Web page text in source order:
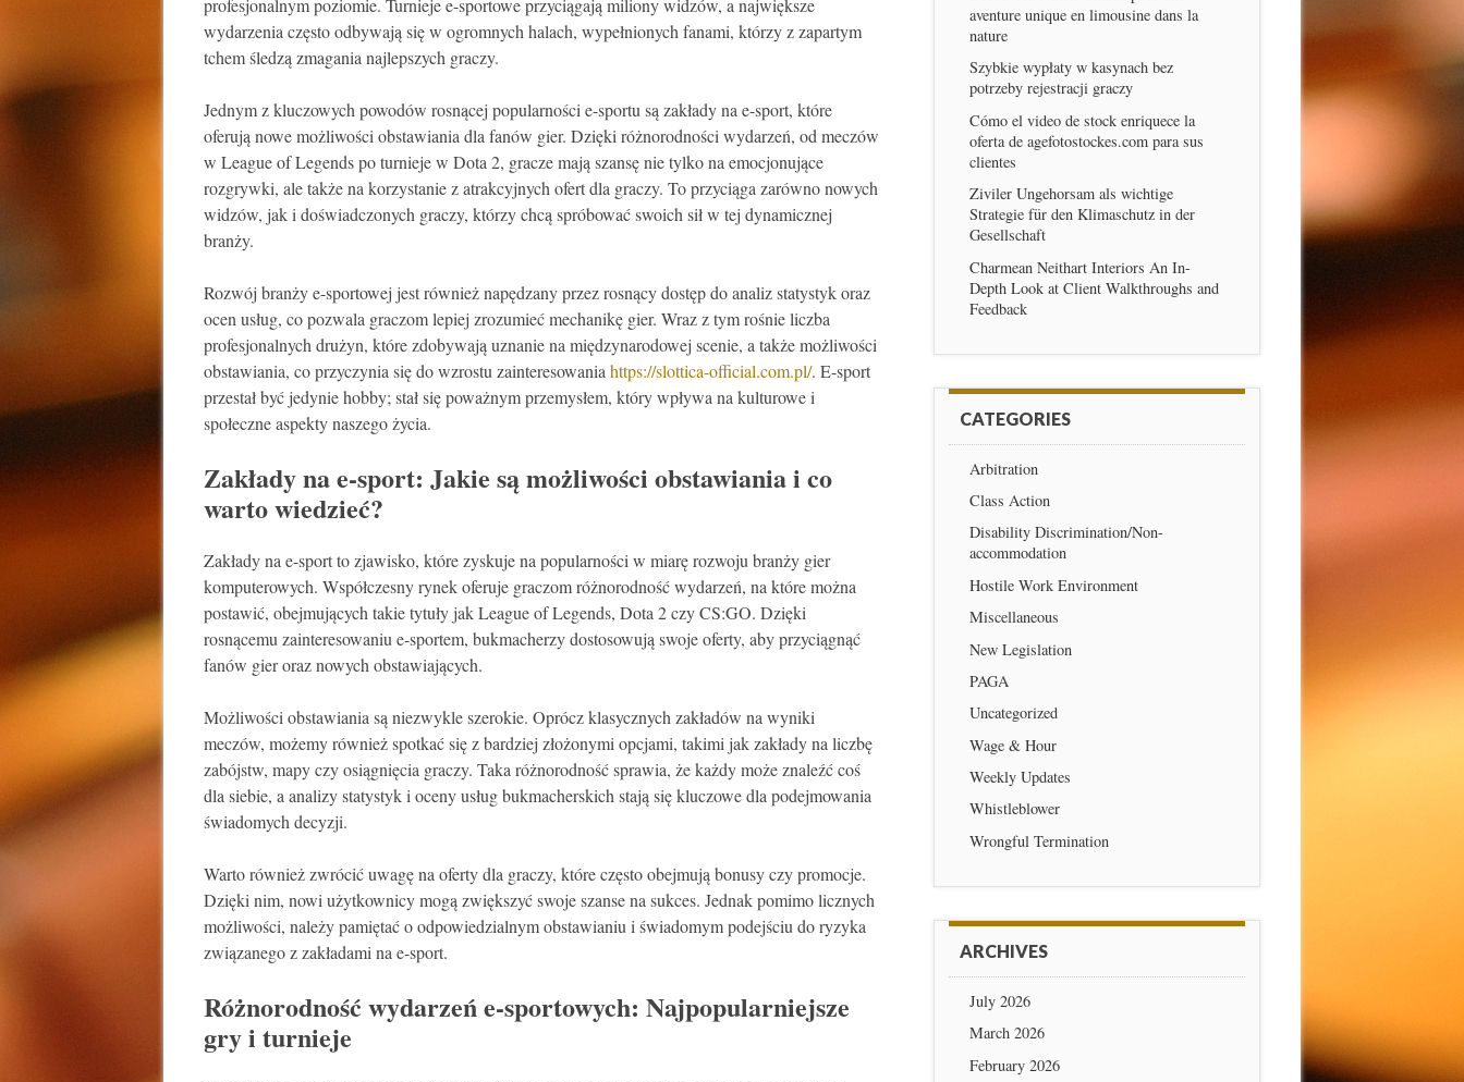
profesjonalnym poziomie. Turnieje e-sportowe przyciągają miliony widzów, a największe
wydarzenia często odbywają się w ogromnych halach, wypełnionych fanami, którzy z zapartym
tchem śledzą zmagania najlepszych graczy.
Jednym z kluczowych powodów rosnącej popularności e-sportu są zakłady na e-sport, które
oferują nowe możliwości obstawiania dla fanów gier. Dzięki różnorodności wydarzeń, od meczów
w League of Legends po turnieje w Dota 2, gracze mają szansę nie tylko na emocjonujące
rozgrywki, ale także na korzystanie z atrakcyjnych ofert dla graczy. To przyciąga zarówno nowych
widzów, jak i doświadczonych graczy, którzy chcą spróbować swoich sił w tej dynamicznej
branży.
Rozwój branży e-sportowej jest również napędzany przez rosnący dostęp do analiz statystyk oraz
ocen usług, co pozwala graczom lepiej zrozumieć mechanikę gier. Wraz z tym rośnie liczba
profesjonalnych drużyn, które zdobywają uznanie na międzynarodowej scenie, a także możliwości
obstawiania, co przyczynia się do wzrostu zainteresowania https://slottica-official.com.pl/. E-sport
przestał być jedynie hobby; stał się poważnym przemysłem, który wpływa na kulturowe i
społeczne aspekty naszego życia.
Zakłady na e-sport: Jakie są możliwości obstawiania i co
warto wiedzieć?
Zakłady na e-sport to zjawisko, które zyskuje na popularności w miarę rozwoju branży gier
komputerowych. Współczesny rynek oferuje graczom różnorodność wydarzeń, na które można
postawić, obejmujących takie tytuły jak League of Legends, Dota 2 czy CS:GO. Dzięki
rosnącemu zainteresowaniu e-sportem, bukmacherzy dostosowują swoje oferty, aby przyciągnąć
fanów gier oraz nowych obstawiających.
Możliwości obstawiania są niezwykle szerokie. Oprócz klasycznych zakładów na wyniki
meczów, możemy również spotkać się z bardziej złożonymi opcjami, takimi jak zakłady na liczbę
zabójstw, mapy czy osiągnięcia graczy. Taka różnorodność sprawia, że każdy może znaleźć coś
dla siebie, a analizy statystyk i oceny usług bukmacherskich stają się kluczowe dla podejmowania
świadomych decyzji.
Warto również zwrócić uwagę na oferty dla graczy, które często obejmują bonusy czy promocje.
Dzięki nim, nowi użytkownicy mogą zwiększyć swoje szanse na sukces. Jednak pomimo licznych
możliwości, należy pamiętać o odpowiedzialnym obstawianiu i świadomym podejściu do ryzyka
związanego z zakładami na e-sport.
Różnorodność wydarzeń e-sportowych: Najpopularniejsze
gry i turnieje
aventure unique en limousine dans la
nature
Szybkie wypłaty w kasynach bez
potrzeby rejestracji graczy
Cómo el video de stock enriquece la
oferta de agefotostockes.com para sus
clientes
Ziviler Ungehorsam als wichtige
Strategie für den Klimaschutz in der
Gesellschaft
Charmean Neithart Interiors An In-
Depth Look at Client Walkthroughs and
Feedback
CATEGORIES
Arbitration
Class Action
Disability Discrimination/Non-
accommodation
Hostile Work Environment
Miscellaneous
New Legislation
PAGA
Uncategorized
Wage & Hour
Weekly Updates
Whistleblower
Wrongful Termination
ARCHIVES
July 2026
March 2026
February 2026